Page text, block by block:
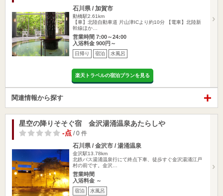
石川県 / 加賀市
動橋駅2.61km
【車】北陸自動車道 片山津ICより約10分 【電車】北陸新
幹線ほか…
営業時間 7:00～24:00
入浴料金 900円～
日帰り 宿泊 水風呂
楽天トラベルの宿泊プランを見る
関連情報から探す
星空の降りそそぐ宿 金沢湯涌温泉あたらしや
-点 / 0 件
石川県 / 金沢市 / 湯涌温泉
金沢駅13.78km
北鉄バス湯涌温泉行にて終点下車、徒歩すぐ金沢湯涌江戸
村の前です。金沢…
営業時間
入浴料金 ～
宿泊 水風呂